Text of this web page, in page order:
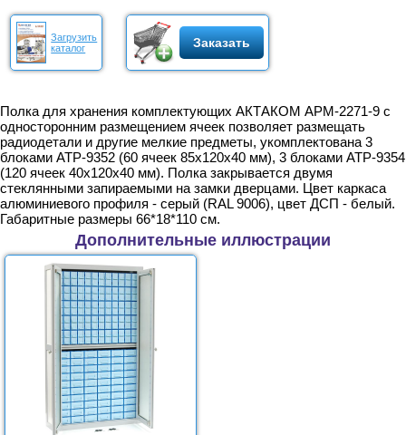
Загрузить
каталог
Заказать
Полка для хранения комплектующих АКТАКОМ АРМ-2271-9 с
односторонним размещением ячеек позволяет размещать
радиодетали и другие мелкие предметы, укомплектована 3
блоками АТР-9352 (60 ячеек 85х120х40 мм), 3 блоками АТР-9354
(120 ячеек 40х120х40 мм). Полка закрывается двумя
стеклянными запираемыми на замки дверцами. Цвет каркаса
алюминиевого профиля - серый (RAL 9006), цвет ДСП - белый.
Габаритные размеры 66*18*110 см.
Дополнительные иллюстрации